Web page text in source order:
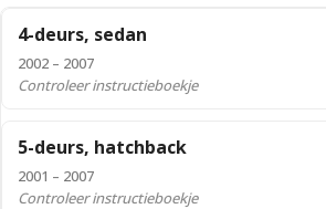
4-deurs, sedan
2002 – 2007
Controleer instructieboekje
5-deurs, hatchback
2001 – 2007
Controleer instructieboekje